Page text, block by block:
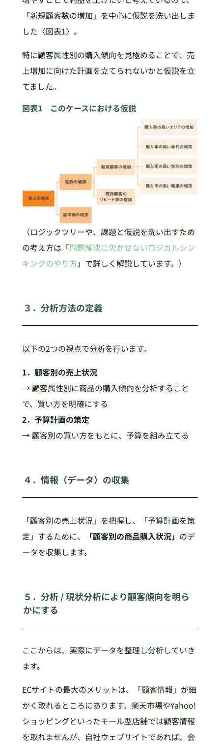
「新規顧客数の増加」を中心に仮説を洗い出しま
した〈図表1〉。
特に顧客属性別の購入傾向を見極めることで、売
上増加に向けた計画を立てられないかと仮説を立
てました。
図表1 このケースにおける仮説
（ロジックツリーや、課題と仮説を洗い出すため
の考え方は「問題解決に欠かせないロジカルシン
キングのやり方 」で詳しく解説しています。）
３．分析方法の定義
以下の2つの視点で分析を行います。
1．顧客別の売上状況
→ 顧客属性別に商品の購入傾向を分析すること
で、買い方を明確にする
2．予算計画の策定
→ 顧客別の買い方をもとに、予算を組み立てる
４．情報（データ）の収集
「顧客別の売上状況」を把握し、「予算計画を策
定」するために、
「顧客別の商品購入状況」 のデ
ータを収集します。
５．分析 / 現状分析により顧客傾向を明ら
かにする
ここからは、実際にデータを整理し分析していき
ます。
ECサイトの最大のメリットは、「顧客情報」が細
かく取れるところにあります。楽天市場やYahoo!
ショッピングといったモール型店舗では顧客情報
を取れませんが、自社ウェブサイトであれば、会